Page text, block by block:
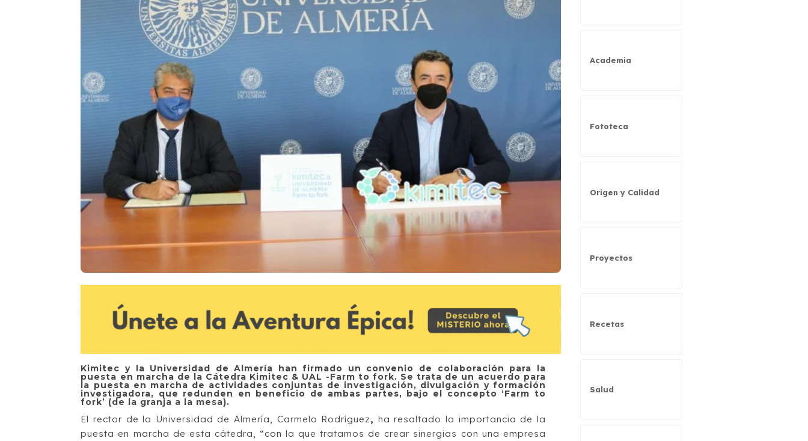
Kimitec y la Universidad de Almería han firmado un convenio de colaboración para la
puesta en marcha de la Cátedra Kimitec & UAL -Farm to fork. Se trata de un acuerdo para
la puesta en marcha de actividades conjuntas de investigación, divulgación y formación
investigadora, que redunden en beneficio de ambas partes, bajo el concepto ‘Farm to
fork’ (de la granja a la mesa).
El rector de la Universidad de Almería, Carmelo Rodríguez, ha resaltado la importancia de la
puesta en marcha de esta cátedra, “con la que tratamos de crear sinergias con una empresa
Academia
Fototeca
Origen y Calidad
Proyectos
Recetas
Salud